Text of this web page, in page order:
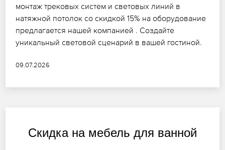
монтаж трековых систем и световых линий в
натяжной потолок со скидкой 15% на оборудование
предлагается нашей компанией . Создайте
уникальный световой сценарий в вашей гостиной.
09.07.2026
Скидка на мебель для ванной